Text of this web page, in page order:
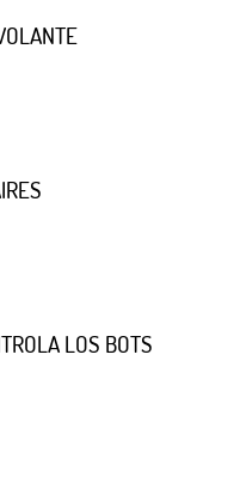
LOS BOTS